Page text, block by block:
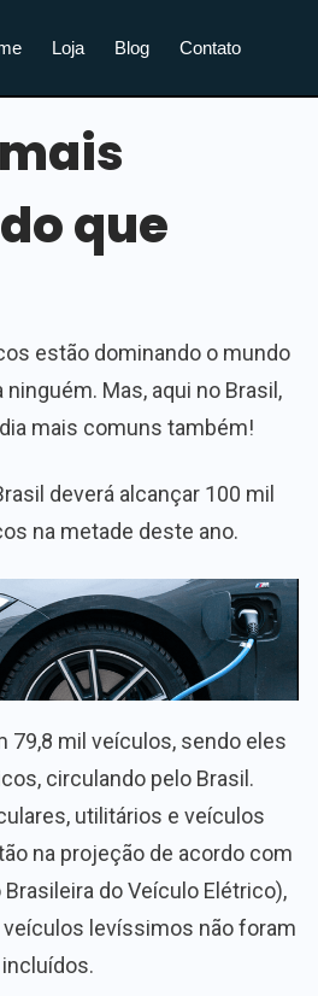
Loja Blog Contato
que
estão dominando o mundo
ninguém. Mas, aqui no Brasil,
mais comuns também!
deverá alcançar 100 mil
na metade deste ano.
79,8 mil veículos, sendo eles
circulando pelo Brasil.
utilitários e veículos
na projeção de acordo com
Brasileira do Veículo Elétrico),
levíssimos não foram
incluídos.